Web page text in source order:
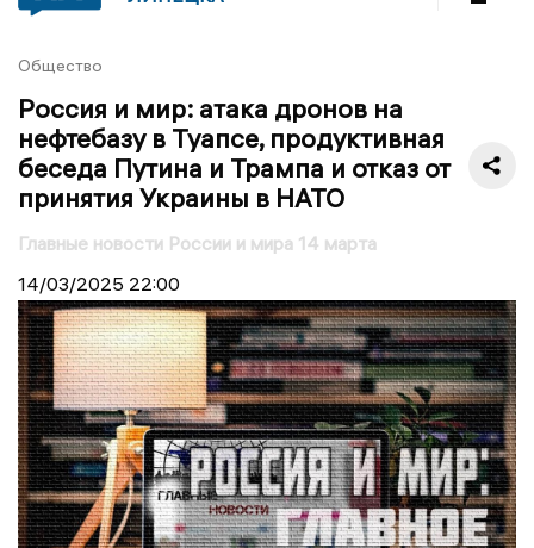
Общество
Россия и мир: атака дронов на
нефтебазу в Туапсе, продуктивная
беседа Путина и Трампа и отказ от
принятия Украины в НАТО
Главные новости России и мира 14 марта
14/03/2025 22:00